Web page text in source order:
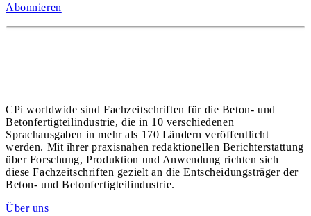
Abonnieren
CPi worldwide sind Fachzeitschriften für die Beton- und
Betonfertigteilindustrie, die in 10 verschiedenen
Sprachausgaben in mehr als 170 Ländern veröffentlicht
werden. Mit ihrer praxisnahen redaktionellen Berichterstattung
über Forschung, Produktion und Anwendung richten sich
diese Fachzeitschriften gezielt an die Entscheidungsträger der
Beton- und Betonfertigteilindustrie.
Über uns